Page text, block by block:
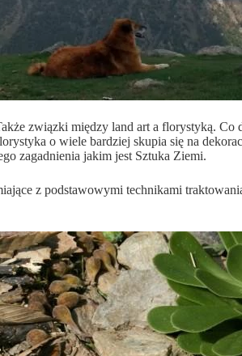
związki między land art a florystyką.
o wiele bardziej skupia się na
zagadnienia jakim jest Sztuka Ziemi.
z podstawowymi technikami